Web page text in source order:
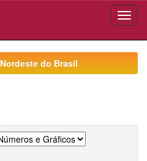
do Brasil